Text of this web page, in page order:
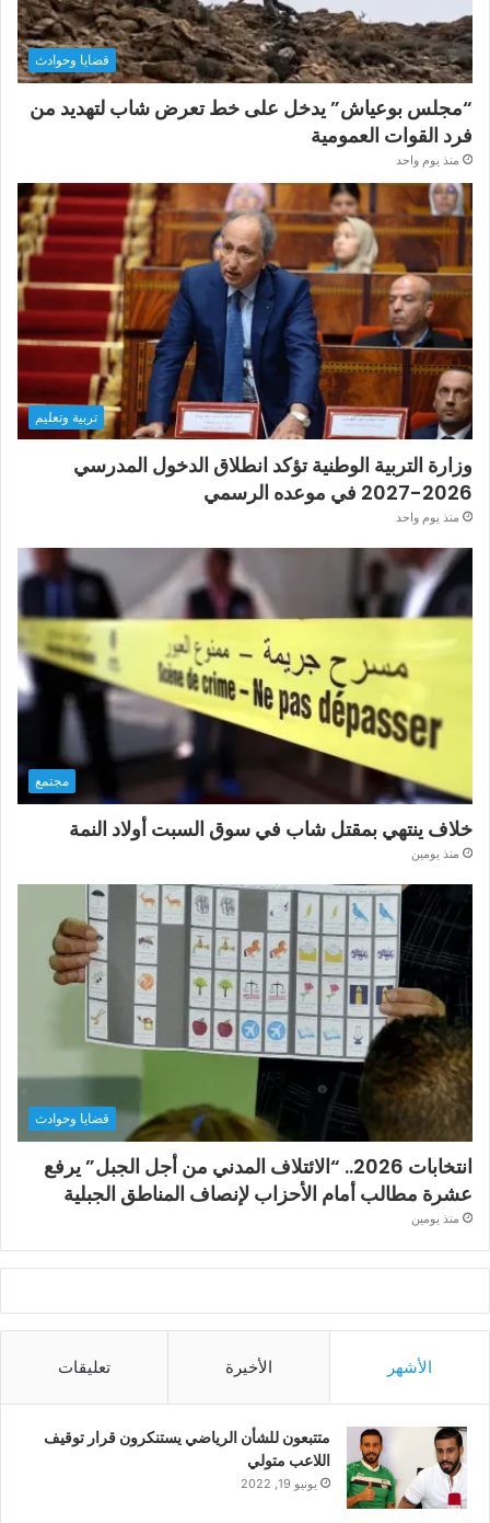
قضايا وحوادث
“مجلس بوعياش” يدخل على خط تعرض شاب لتهديد من
فرد القوات العمومية
منذ يوم واحد
تربية وتعليم
وزارة التربية الوطنية تؤكد انطلاق الدخول المدرسي
2026-2027 في موعده الرسمي
منذ يوم واحد
مجتمع
خلاف ينتهي بمقتل شاب في سوق السبت أولاد النمة
منذ يومين
قضايا وحوادث
انتخابات 2026.. “الائتلاف المدني من أجل الجبل” يرفع
عشرة مطالب أمام الأحزاب لإنصاف المناطق الجبلية
منذ يومين
الأشهر الأخيرة تعليقات
متتبعون للشأن الرياضي يستنكرون قرار توقيف
اللاعب متولي
يونيو 19, 2022